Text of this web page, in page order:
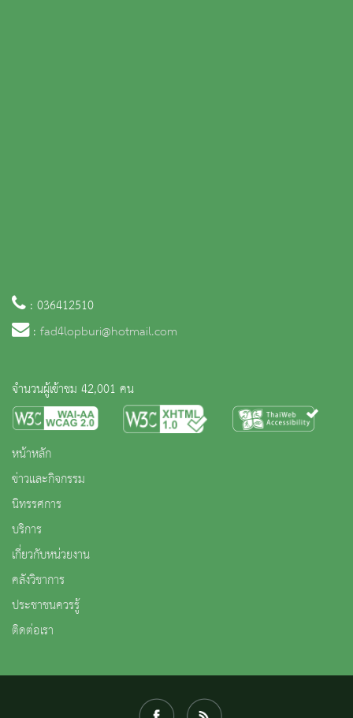
: 036412510
: fad4lopburi@hotmail.com
จำนวนผู้เข้าชม 42,001 คน
หน้าหลัก
ข่าวและกิจกรรม
นิทรรศการ
บริการ
เกี่ยวกับหน่วยงาน
คลังวิชาการ
ประชาชนควรรู้
ติดต่อเรา